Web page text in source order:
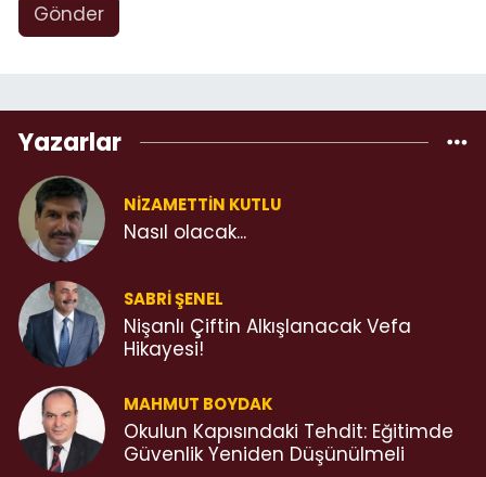
Gönder
Yazarlar
NIZAMETTIN KUTLU
Nasıl olacak...
SABRI ŞENEL
Nişanlı Çiftin Alkışlanacak Vefa
Hikayesi!
MAHMUT BOYDAK
Okulun Kapısındaki Tehdit: Eğitimde
Güvenlik Yeniden Düşünülmeli